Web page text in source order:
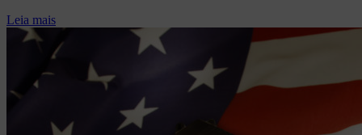
Leia mais